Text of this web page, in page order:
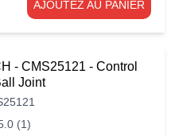
AJOUTEZ AU PANIER
- CMS25121 - Control
Joint
(1)